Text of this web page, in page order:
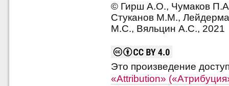
© Гирш А.О., Чумаков
Стуканов М.М.,
М.С., Вяльцин А.С., 2021
Это произведение
«Attribution»